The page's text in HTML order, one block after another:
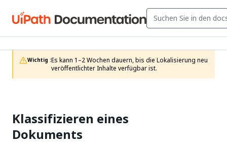
Wichtig :Es kann 1–2 Wochen dauern, bis die Lokalisierung neu
veröffentlichter Inhalte verfügbar ist.
Klassifizieren eines
Dokuments